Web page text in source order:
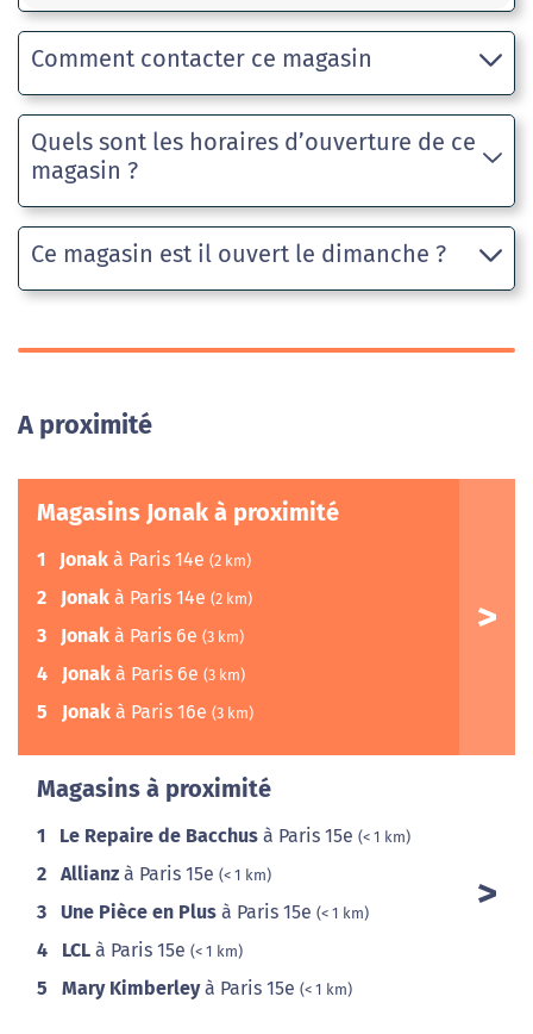
Comment contacter ce magasin
Quels sont les horaires d’ouverture de ce
magasin ?
Ce magasin est il ouvert le dimanche ?
A proximité
Magasins Jonak à proximité
1 Jonak à Paris 14e (2 km)
2 Jonak à Paris 14e (2 km)
3 Jonak à Paris 6e (3 km)
4 Jonak à Paris 6e (3 km)
5 Jonak à Paris 16e (3 km)
Magasins à proximité
1 Le Repaire de Bacchus à Paris 15e (< 1 km)
2 Allianz à Paris 15e (< 1 km)
3 Une Pièce en Plus à Paris 15e (< 1 km)
4 LCL à Paris 15e (< 1 km)
5 Mary Kimberleyà Paris 15e (< 1 km)